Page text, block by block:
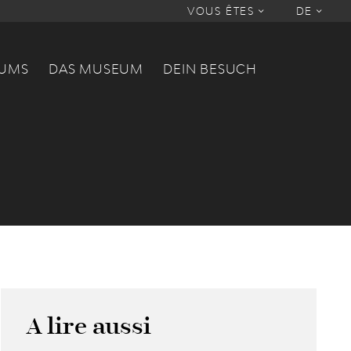
VOUS ÊTES DE
DAS MUSEUM DEIN BESUCH
A lire aussi